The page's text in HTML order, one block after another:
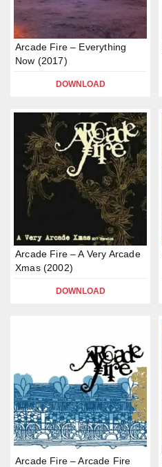
Arcade Fire – Everything
Now (2017)
DOWNLOAD
Arcade Fire – A Very Arcade
Xmas (2002)
DOWNLOAD
Arcade Fire – Arcade Fire